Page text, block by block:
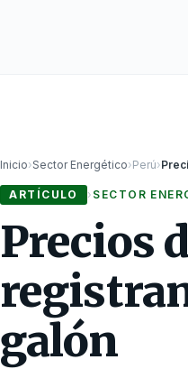
Inicio›Sector Energético›Perú›
ARTÍCULO › SECTOR
Precios
galón